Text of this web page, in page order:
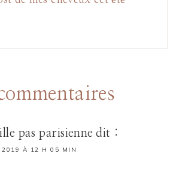
pas parisienne dit :
2019 À 12 H 05 MIN